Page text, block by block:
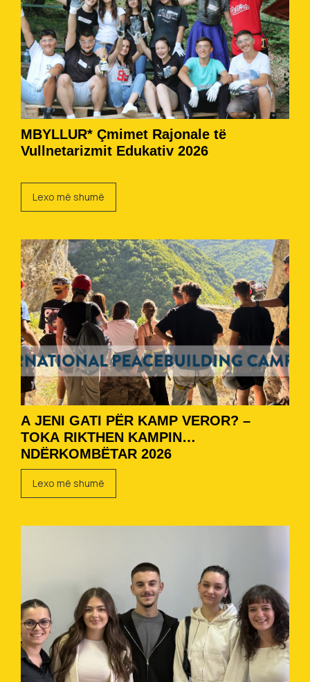
MBYLLUR* Çmimet Rajonale të
Vullnetarizmit Edukativ 2026
Lexo më shumë
A JENI GATI PËR KAMP VEROR? –
TOKA RIKTHEN KAMPIN
NDËRKOMBËTAR 2026
Lexo më shumë